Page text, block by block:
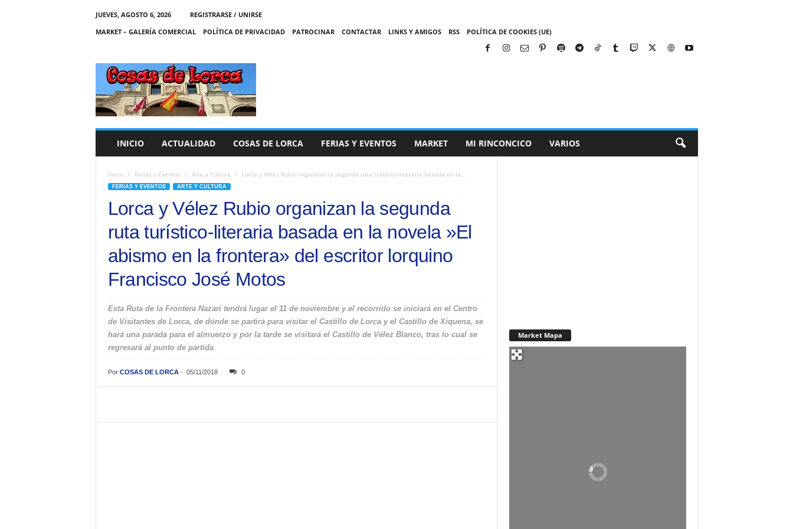
JUEVES, AGOSTO 6, 2026
REGISTRARSE / UNIRSE
MARKET – GALERÍA COMERCIAL
POLÍTICA DE PRIVACIDAD PATROCINAR CONTACTAR LINKS Y AMIGOS RSS POLÍTICA DE COOKIES (UE)
C
A
S
INICIO ACTUALIDAD COSAS DE LORCA FERIAS Y EVENTOS MARKET MI RINCONCICO VARIOS
Inicio Ferias y Eventos Arte y Cultura Lorca y Vélez Rubio organizan la segunda ruta turístico-literaria basada en la...
FERIAS Y EVENTOS ARTE Y CULTURA
Lorca y Vélez Rubio organizan la segunda
ruta turístico-literaria basada en la novela »El
abismo en la frontera» del escritor lorquino
Francisco José Motos
Esta Ruta de la Frontera Nazarí tendrá lugar el 11 de noviembre y el recorrido se iniciará en el Centro
de Visitantes de Lorca, de dónde se partirá para visitar el Castillo de Lorca y el Castillo de Xiquena, se
hará una parada para el almuerzo y por la tarde se visitará el Castillo de Vélez Blanco, tras lo cual se
regresará al punto de partida
Por COSAS DE LORCA- 05/11/2018 0
Market Mapa